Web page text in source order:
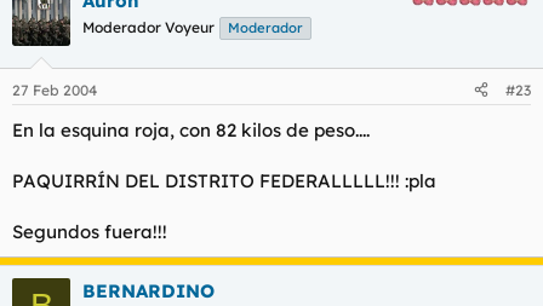
Moderador Voyeur Moderador
27 Feb 2004 #23
En la esquina roja, con 82 kilos de peso....
PAQUIRRÍN DEL DISTRITO FEDERALLLLL!!! :pla
Segundos fuera!!!
BERNARDINO